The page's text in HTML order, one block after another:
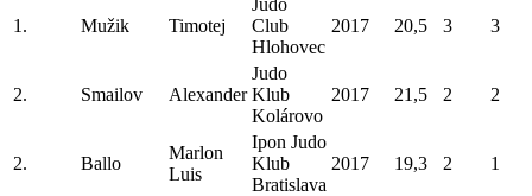
1. Mužik Timotej
Club
Hlohovec
2017 20,5 3 3
2. Smailov Alexander
Judo
Klub
Kolárovo
2017 21,5 2 2
2. Ballo
Marlon
Luis
Ipon Judo
Klub
Bratislava
2017 19,3 2 1